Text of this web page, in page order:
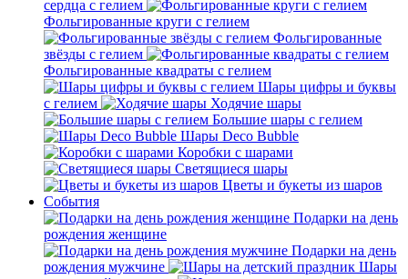
сердца с гелием
Фольгированные круги с гелием
Фольгированные
звёзды с гелием
Фольгированные квадраты с гелием
Шары цифры и буквы
с гелием
Ходячие шары
Большие шары с гелием
Шары Deco Bubble
Коробки с шарами
Светящиеся шары
Цветы и букеты из шаров
События
Подарки на день
рождения женщине
Подарки на день
рождения мужчине
Шары